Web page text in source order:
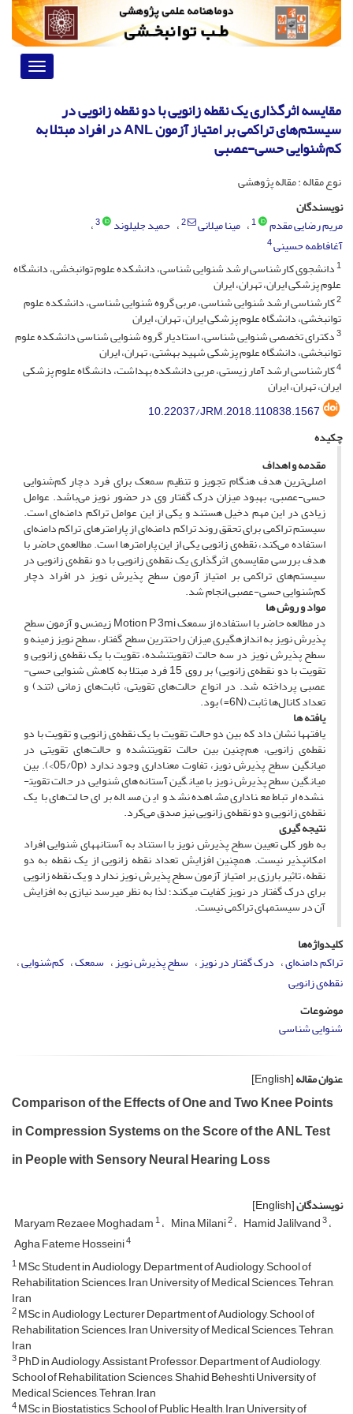
Toggle
مقایسه‌ اثر‌گذاری یک نقطه‌ زانویی با دو نقطه‌ زانویی در
سیستم‌های تراکمی بر امتیاز آزمون ANL در افراد مبتلا به
کم‌شنوایی حسی‌-عصبی
نوع مقاله : مقاله پژوهشی
نویسندگان
مریم رضایی مقدم
1 مینا میلانی 2 حمید جلیلوند 3
آغافاطمه حسینی4
1دانشجوی کارشناسی ارشد شنوایی شناسی، دانشکده علوم توانبخشی، دانشگاه
علوم پزشکی ایران، تهران، ایران
2کارشناسی ارشد شنوایی شناسی، مربی گروه شنوایی شناسی، دانشکده علوم
توانبخشی، دانشگاه علوم پزشکی ایران، تهران، ایران
3دکترای تخصصی شنوایی شناسی، استادیار گروه شنوایی شناسی دانشکده علوم
توانبخشی، دانشگاه علوم پزشکی شهید بهشتی، تهران، ایران
4کارشناسی ارشد آمار زیستی، مربی دانشکده بهداشت، دانشگاه علوم پزشکی
ایران، تهران، ایران
10.22037/JRM.2018.110838.1567
چکیده
مقدمه و اهداف
اصلی‌ترین هدف هنگام تجویز و تنظیم سمعک برای فرد دچار کم‌شنوایی
حسی-عصبی، بهبود میزان درک گفتار وی در حضور نویز می‌باشد. عوامل
زیادی در این مهم دخیل هستند و یکی از این عوامل تراکم دامنه‌ای است.
سیستم تراکمی برای تحقق روند تراکم دامنه‌ای از پارامترهای تراکم دامنه‌ای
استفاده می‌کند، نقطه‌ی زانویی یکی از این پارامترها است. مطالعه‌ی حاضر با
هدف بررسی مقایسه‌ی اثر‌گذاری یک نقطه‌ی زانویی با دو نقطه‌ی زانویی در
سیستم‌های تراکمی بر امتیاز آزمون سطح پذیرش نویز در افراد دچار
کم‌شنوایی حسی‌-عصبی انجام شد.
مواد و روش­ ها
در مطالعه حاضر با استفاده از سمعک Motion P 3mi زیمنس و آزمون سطح
پذیرش نویز به اندازه­گیری میزان راحت­ترین سطح گفتار، سطح نویز زمینه و
سطح پذیرش نویز در سه حالت (تقویت­نشده، تقویت با یک نقطه‌ی زانویی و
تقویت با دو نقطه‌ی زانویی) بر روی 15 فرد مبتلا به کاهش شنوایی حسی‌-
عصبی پرداخته شد. در انواع حالت‌های تقویتی، ثابت‌های زمانی (تند) و
تعداد کانال‌ها ثابت (6N=) بود.
یافته­ ها
یافته­ها نشان داد که بین دو حالت تقویت با یک نقطه‌ی زانویی و تقویت با دو
نقطه‌ی زانویی، هم‌چنین بین حالت تقویت­نشده و حالت‌های تقویتی در
میانگین سطح پذیرش نویز، تفاوت معناداری وجود ندارد (05/0p>). بین
میانگین سطح پذیرش نویز با میانگین آستانه‌های شنوایی در حالت تقویت­
نشده ارتباط معناداری مشاهده نشد و این مساله برای حالت‌های با یک
نقطه‌ی زانویی و دو نقطه‌ی زانویی نیز صدق می‌کرد.
نتیجه­ گیری
به طور کلی تعیین سطح پذیرش نویز با استناد به آستانه­های شنوایی افراد
امکان­پذیر نیست. همچنین افزایش تعداد نقطه زانویی از یک نقطه به دو
نقطه، تاثیر بارزی بر امتیاز آزمون سطح پذیرش نویز ندارد و یک نقطه زانویی
برای درک گفتار در نویز کفایت می­کند؛ لذا به نظر می­رسد نیازی به افزایش
آن در سیستم­های تراکمی نیست.
کلیدواژه‌ها
تراکم دامنه‌ای درک گفتار در نویز سطح پذیرش نویز سمعک کم‌شنوایی
نقطه‌ی زانویی
موضوعات
شنوایی شناسی
عنوان مقاله[English]
Comparison of the Effects of One and Two Knee Points
in Compression Systems on the Score of the ANL Test
in People with Sensory Neural Hearing Loss
نویسندگان[English]
Maryam Rezaee Moghadam1 Mina Milani2 Hamid Jalilvand3
Agha Fateme Hosseini4
1MSc Student in Audiology, Department of Audiology, School of
Rehabilitation Sciences, Iran University of Medical Sciences, Tehran,
Iran
2MSc in Audiology, Lecturer Department of Audiology, School of
Rehabilitation Sciences, Iran University of Medical Sciences, Tehran,
Iran
3PhD in Audiology, Assistant Professor, Department of Audiology,
School of Rehabilitation Sciences, Shahid Beheshti University of
Medical Sciences, Tehran, Iran
4MSc in Biostatistics, School of Public Health, Iran University of